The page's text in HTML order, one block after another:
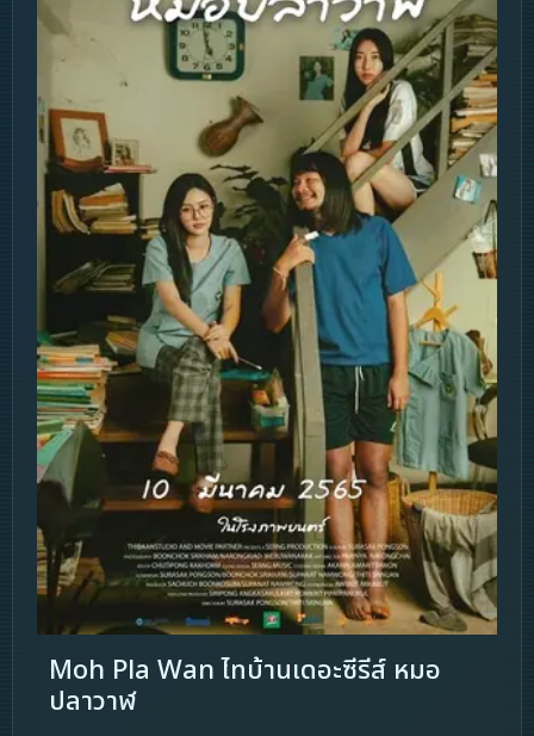
Moh Pla Wan ไทบ้านเดอะซีรีส์ หมอ
ปลาวาฬ